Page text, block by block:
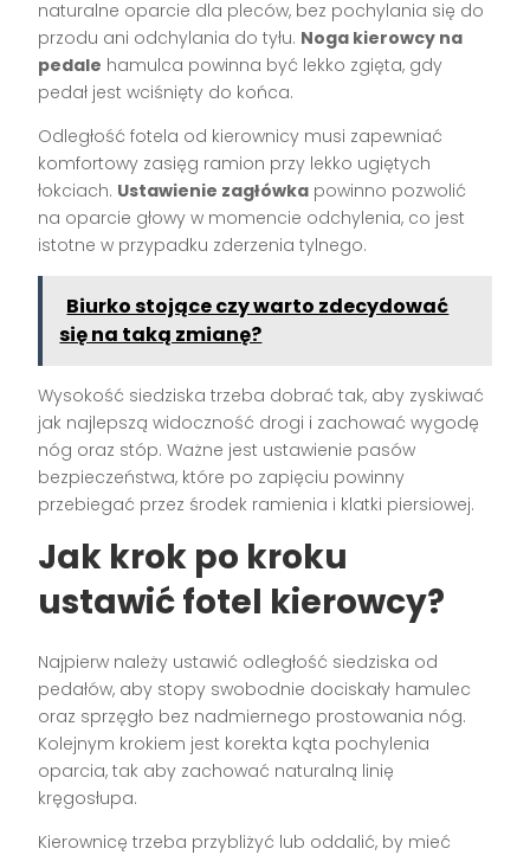
naturalne oparcie dla pleców, bez pochylania się do
przodu ani odchylania do tyłu. Noga kierowcy na
pedale hamulca powinna być lekko zgięta, gdy
pedał jest wciśnięty do końca.
Odległość fotela od kierownicy musi zapewniać
komfortowy zasięg ramion przy lekko ugiętych
łokciach. Ustawienie zagłówka powinno pozwolić
na oparcie głowy w momencie odchylenia, co jest
istotne w przypadku zderzenia tylnego.
Biurko stojące czy warto zdecydować
się na taką zmianę?
Wysokość siedziska trzeba dobrać tak, aby zyskiwać
jak najlepszą widoczność drogi i zachować wygodę
nóg oraz stóp. Ważne jest ustawienie pasów
bezpieczeństwa, które po zapięciu powinny
przebiegać przez środek ramienia i klatki piersiowej.
Jak krok po kroku
ustawić fotel kierowcy?
Najpierw należy ustawić odległość siedziska od
pedałów, aby stopy swobodnie dociskały hamulec
oraz sprzęgło bez nadmiernego prostowania nóg.
Kolejnym krokiem jest korekta kąta pochylenia
oparcia, tak aby zachować naturalną linię
kręgosłupa.
Kierownicę trzeba przybliżyć lub oddalić, by mieć